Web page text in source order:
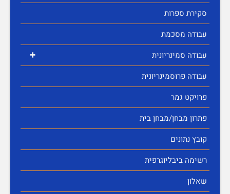
סקירת ספרות
עבודה מסכמת
+
עבודה סמינריונית
עבודה פרוסמינריונית
פרויקט גמר
פתרון מבחן/מבחן בית
קובץ נתונים
רשימה ביבליוגרפית
שאלון